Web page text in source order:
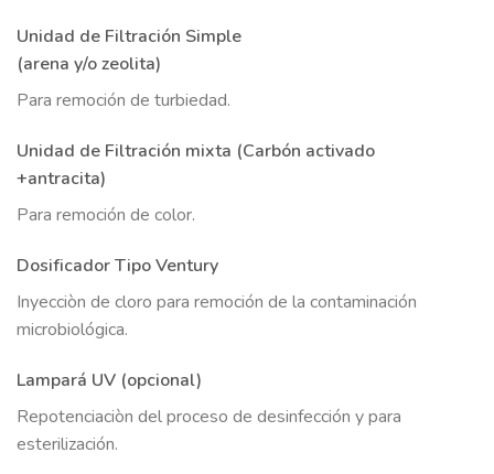
Unidad de Filtración Simple
(arena y/o zeolita)
Para remoción de turbiedad.
Unidad de Filtración mixta (Carbón activado
+antracita)
Para remoción de color.
Dosificador Tipo Ventury
Inyecciòn de cloro para remoción de la contaminación
microbiológica.
Lampará UV (opcional)
Repotenciaciòn del proceso de desinfección y para
esterilización.